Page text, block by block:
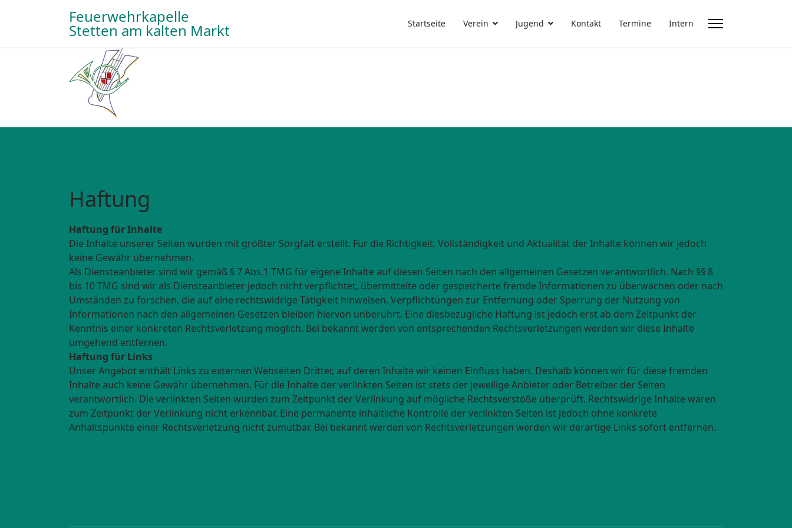
Feuerwehrkapelle
Stetten am kalten Markt Startseite Verein Jugend Kontakt Termine Intern
Haftung
Haftung für Inhalte
Die Inhalte unserer Seiten wurden mit größter Sorgfalt erstellt. Für die Richtigkeit, Vollständigkeit und Aktualität der Inhalte können wir jedoch
keine Gewähr übernehmen.
Als Diensteanbieter sind wir gemäß § 7 Abs.1 TMG für eigene Inhalte auf diesen Seiten nach den allgemeinen Gesetzen verantwortlich. Nach §§ 8
bis 10 TMG sind wir als Diensteanbieter jedoch nicht verpflichtet, übermittelte oder gespeicherte fremde Informationen zu überwachen oder nach
Umständen zu forschen, die auf eine rechtswidrige Tätigkeit hinweisen. Verpflichtungen zur Entfernung oder Sperrung der Nutzung von
Informationen nach den allgemeinen Gesetzen bleiben hiervon unberührt. Eine diesbezügliche Haftung ist jedoch erst ab dem Zeitpunkt der
Kenntnis einer konkreten Rechtsverletzung möglich. Bei bekannt werden von entsprechenden Rechtsverletzungen werden wir diese Inhalte
umgehend entfernen.
Haftung für Links
Unser Angebot enthält Links zu externen Webseiten Dritter, auf deren Inhalte wir keinen Einfluss haben. Deshalb können wir für diese fremden
Inhalte auch keine Gewähr übernehmen. Für die Inhalte der verlinkten Seiten ist stets der jeweilige Anbieter oder Betreiber der Seiten
verantwortlich. Die verlinkten Seiten wurden zum Zeitpunkt der Verlinkung auf mögliche Rechtsverstöße überprüft. Rechtswidrige Inhalte waren
zum Zeitpunkt der Verlinkung nicht erkennbar. Eine permanente inhaltliche Kontrolle der verlinkten Seiten ist jedoch ohne konkrete
Anhaltspunkte einer Rechtsverletzung nicht zumutbar. Bei bekannt werden von Rechtsverletzungen werden wir derartige Links sofort entfernen.